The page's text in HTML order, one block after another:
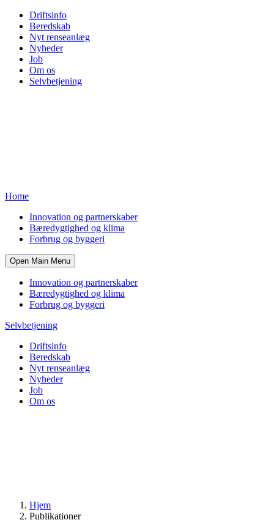
Driftsinfo
Beredskab
Nyt renseanlæg
Nyheder
Job
Om os
Selvbetjening
Home
Innovation og partnerskaber
Bæredygtighed og klima
Forbrug og byggeri
Open Main Menu
Innovation og partnerskaber
Bæredygtighed og klima
Forbrug og byggeri
Selvbetjening
Driftsinfo
Beredskab
Nyt renseanlæg
Nyheder
Job
Om os
Hjem
Publikationer